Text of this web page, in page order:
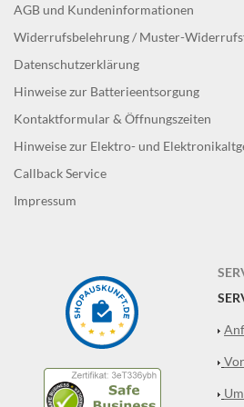
AGB und Kundeninformationen
Widerrufsbelehrung / Muster-
Datenschutzerklärung
Hinweise zur Batterieentsorgung
Kontaktformular & Öffnungszeiten
Hinweise zur Elektro- und
Callback Service
Impressum